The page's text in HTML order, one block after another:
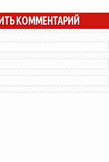
КОММЕНТАРИЙ